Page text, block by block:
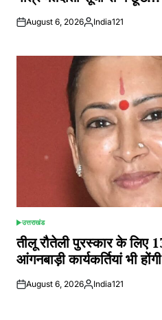
August 6, 2026Posted
India121
POSTED
IN
उत्तराखंड
तीलू रौतेली पुरस्कार के लिए
आंगनबाड़ी कार्यकर्तियां भी
August 6, 2026Posted
India121